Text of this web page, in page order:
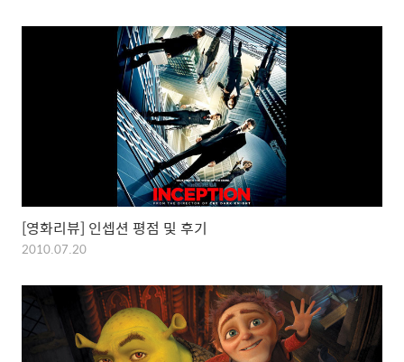
[영화리뷰] 인셉션 평점 및 후기
2010.07.20